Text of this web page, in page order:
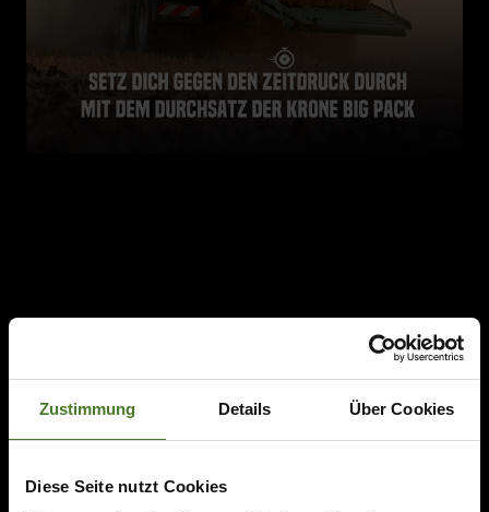
Zustimmung Details Über Cookies
Diese Seite nutzt Cookies